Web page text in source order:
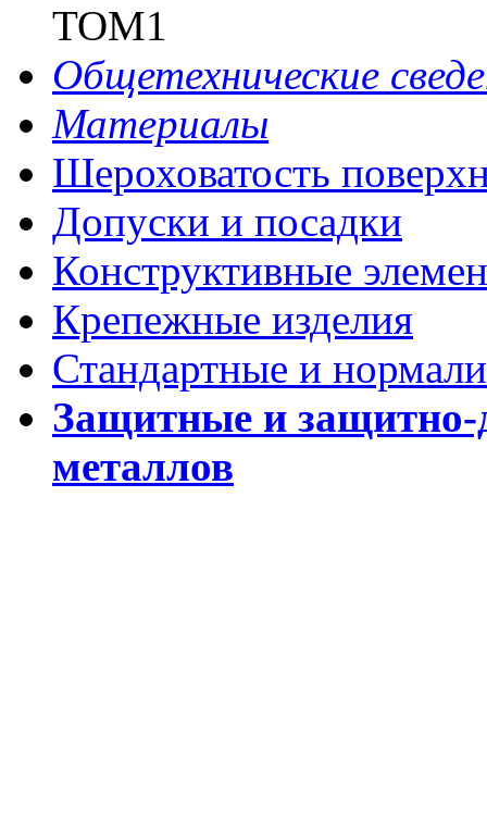
ТОМ1
Общетехнические
Материалы
Шероховатость
Допуски и посадки
Конструктивные
Крепежные изделия
Стандартные и
Защитные и защитно-
металлов